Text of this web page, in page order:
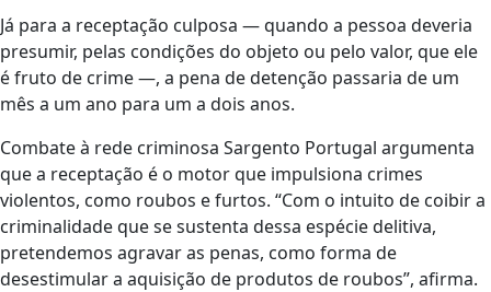
Já para a receptação culposa — quando a pessoa deveria
presumir, pelas condições do objeto ou pelo valor, que ele
é fruto de crime —, a pena de detenção passaria de um
mês a um ano para um a dois anos.
Combate à rede criminosa Sargento Portugal argumenta
que a receptação é o motor que impulsiona crimes
violentos, como roubos e furtos. “Com o intuito de coibir a
criminalidade que se sustenta dessa espécie delitiva,
pretendemos agravar as penas, como forma de
desestimular a aquisição de produtos de roubos”, afirma.